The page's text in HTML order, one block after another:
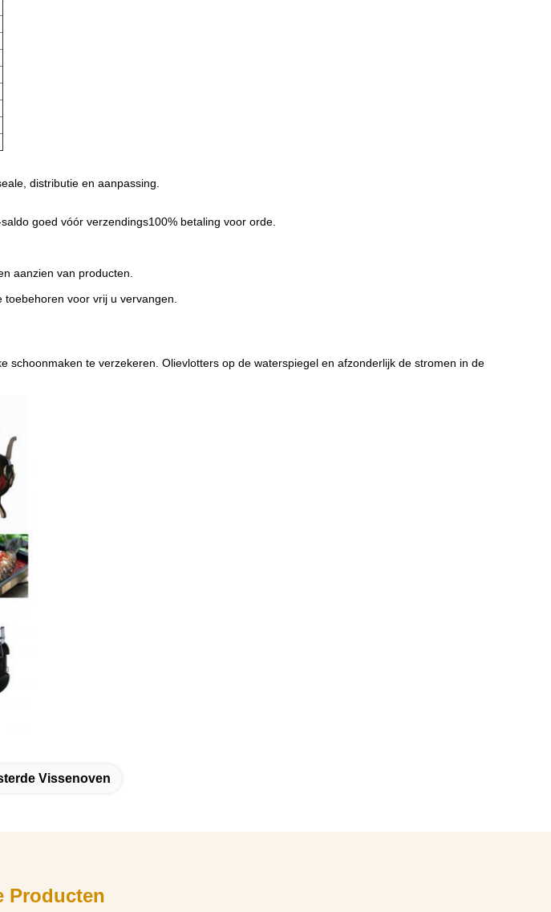
distributie en aanpassing.
goed vóór verzendings100% betaling voor orde.
aanzien van producten.
voor vrij u vervangen.
te verzekeren. Olievlotters op de waterspiegel en afzonderlijk de stromen in de
Vissenoven
Producten